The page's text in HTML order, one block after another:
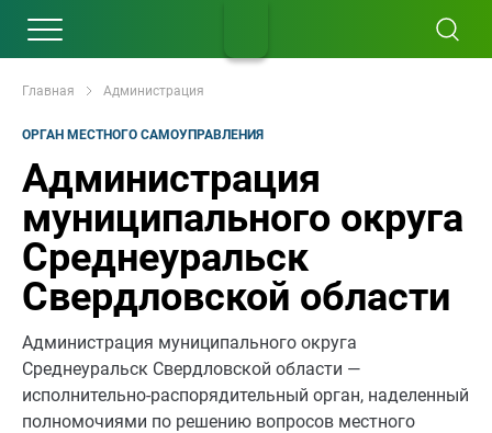
Главная Aдминистрация
ОРГАН МЕСТНОГО САМОУПРАВЛЕНИЯ
Администрация
муниципального округа
Среднеуральск
Свердловской области
Администрация муниципального округа
Среднеуральск Свердловской области —
исполнительно-распорядительный орган, наделенный
полномочиями по решению вопросов местного